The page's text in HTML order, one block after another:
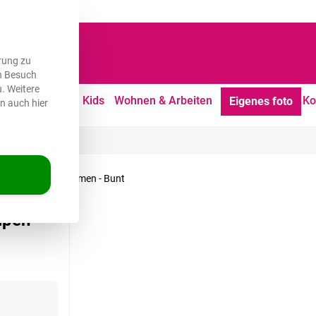
zu
Besuch
Weitere
auch hierFreizeit Kids Wohnen & Arbeiten Eigenes foto
- Blumen - Bunt
-